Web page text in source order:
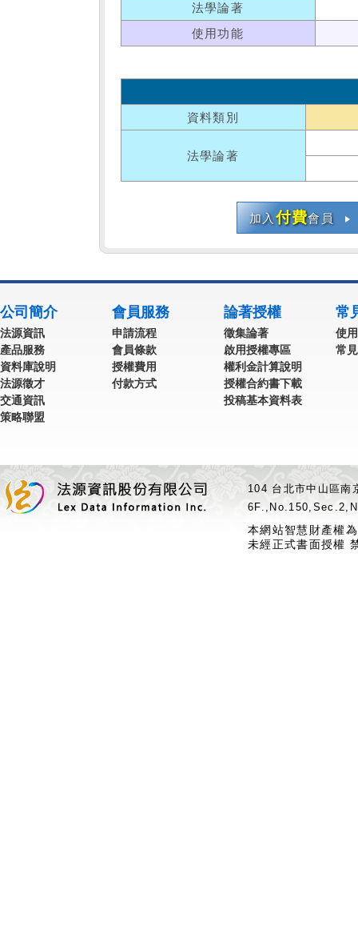
法學論著
使用功能
資料類別
法學論著
加入付費會員
公司簡介
法源資訊
產品服務
資料庫說明
法源徵才
交通資訊
策略聯盟
會員服務
申請流程
會員條款
授權費用
付款方式
論著授權
徵集論著
啟用授權專區
權利金計算說明
授權合約書下載
投稿基本資料表
常
使
常
104 台北市中山區
本網站智慧財產權
未經正式書面授權